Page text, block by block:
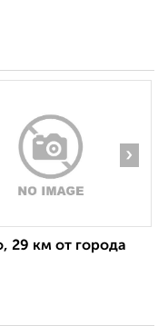
›
29 км от города